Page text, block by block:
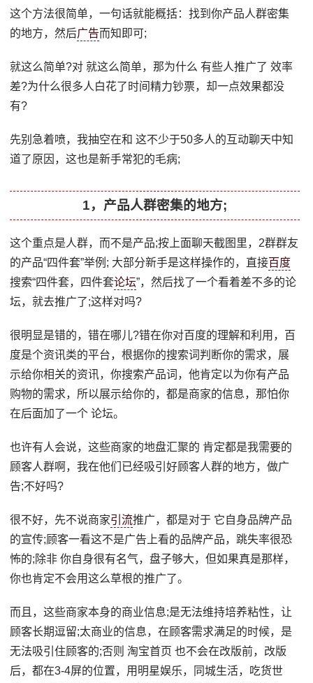
这个方法很简单，一句话就能概括：找到你产品人群密集
的地方，然后广告而知即可;
就这么简单?对 就这么简单，那为什么 有些人推广了 效率
差?为什么很多人白花了时间精力钞票，却一点效果都没
有?
先别急着喷，我抽空在和 这不少于50多人的互动聊天中知
道了原因，这也是新手常犯的毛病;
1，产品人群密集的地方;
这个重点是人群，而不是产品;按上面聊天截图里，2群群友
的产品“四件套”举例; 大部分新手是这样操作的，直接百度
搜索“四件套，四件套论坛”，然后找了一个看着差不多的论
坛，就去推广了;这样对吗?
很明显是错的，错在哪儿?错在你对百度的理解和利用，百
度是个资讯类的平台，根据你的搜索词判断你的需求，展
示给你相关的资讯，你搜索产品词，他肯定以为你有产品
购物的需求，所以展示给你的，都是商家的信息，那怕你
在后面加了一个 论坛。
也许有人会说，这些商家的地盘汇聚的 肯定都是我需要的
顾客人群啊，我在他们已经吸引好顾客人群的地方，做广
告;不好吗?
很不好，先不说商家引流推广，都是对于 它自身品牌产品
的宣传;顾客一看这不是广告上看的品牌产品，跳失率很恐
怖的;除非 你自身很有名气，盘子够大，但如果真是那样，
你也肯定不会用这么草根的推广了。
而且，这些商家本身的商业信息;是无法维持培养粘性，让
顾客长期逗留;太商业的信息，在顾客需求满足的时候，是
无法吸引住顾客的;否则 淘宝首页 也不会在改版前，改版
后，都在3-4屏的位置，用明星娱乐，同城生活，吃货世